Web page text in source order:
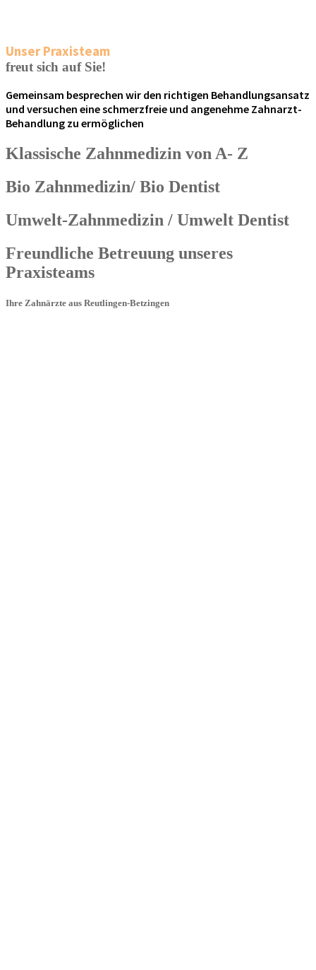
Unser Praxisteam
freut sich auf Sie!
Gemeinsam besprechen wir den richtigen Behandlungsansatz
und versuchen eine schmerzfreie und angenehme Zahnarzt-
Behandlung zu ermöglichen
Klassische Zahnmedizin von A- Z
Bio Zahnmedizin/ Bio Dentist
Umwelt-Zahnmedizin / Umwelt Dentist
Freundliche Betreuung unseres
Praxisteams
Ihre Zahnärzte aus Reutlingen-Betzingen